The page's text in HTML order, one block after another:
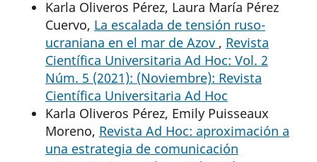
Karla Oliveros Pérez, Laura María Pérez
Cuervo, La escalada de tensión ruso-
ucraniana en el mar de Azov , Revista
Científica Universitaria Ad Hoc: Vol. 2
Núm. 5 (2021): (Noviembre): Revista
Científica Universitaria Ad Hoc
Karla Oliveros Pérez, Emily Puisseaux
Moreno, Revista Ad Hoc: aproximación a
una estrategia de comunicación